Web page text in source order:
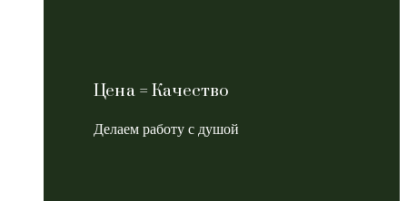
Цена = Качество
Делаем работу с душой